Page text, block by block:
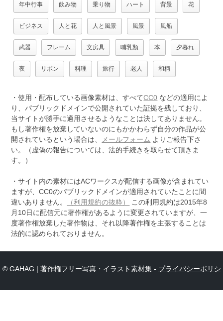
年中行事 飲み物 乗り物 ハート 背景 花
ビジネス 人と花 人と風景 風景 風船
武器 フレーム 文房具 哺乳類 本 夕暮れ
夜 リボン 料理 旅行 老人 和柄
・使用・配布している画像素材は、すべてCC0 などの適用によ
り、パブリックドメインで公開されていた証拠を残しており、
当サイトが勝手に適用させるようなことは決してありません。
もし著作権を放棄していないのにもかかわらず自分の作品が公
開されているという場合は、
メールフォーム よりご報告下さ
い。（虚偽の報告については、法的手続きを取らせて頂きま
す。）
・サイト内の素材にはACワークスが配信する画像が含まれてい
ますが、CC0のパブリックドメインが適用されていたことに間
違いありません。
（利用規約の抜粋）
この利用規約は2015年8
月10日に配信元に著作権があるように変更されていますが、一
度著作権放棄した著作物は、それ以降著作権を主張することは
法的に認められておりません。
© GAHAG | 著作権フリー写真・イラスト素材集 - プライバシーポリシ